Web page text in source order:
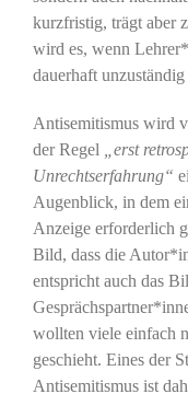
kurzfristig, trägt aber
wird es, wenn
dauerhaft
Antisemitismus wird
der Regel
„erst
Unrechtserfahrung“
Augenblick, in dem
Anzeige erforderlich
Bild, dass die
entspricht auch das
wollten viele einfach
geschieht. Eines der
Antisemitismus ist